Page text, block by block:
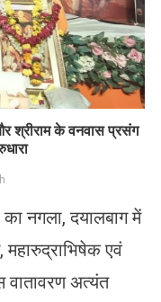
श्रीराम के वनवास प्रसंग
नगला, दयालबाग में
महारुद्राभिषेक एवं
वातावरण अत्यंत